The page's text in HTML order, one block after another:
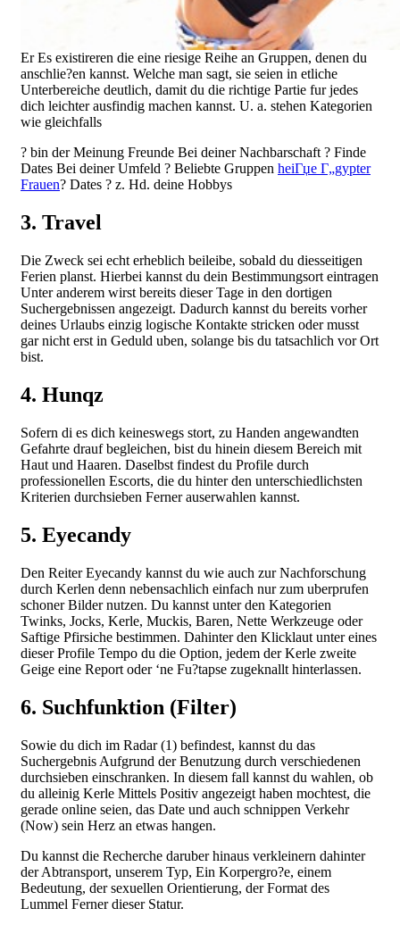
Er Es existireren die eine riesige Reihe an Gruppen, denen du
anschlie?en kannst. Welche man sagt, sie seien in etliche
Unterbereiche deutlich, damit du die richtige Partie fur jedes
dich leichter ausfindig machen kannst. U. a. stehen Kategorien
wie gleichfalls
? bin der Meinung Freunde Bei deiner Nachbarschaft ? Finde
Dates Bei deiner Umfeld ? Beliebte Gruppen heiГџe Г„gypter
Frauen? Dates ? z. Hd. deine Hobbys
3. Travel
Die Zweck sei echt erheblich beileibe, sobald du diesseitigen
Ferien planst. Hierbei kannst du dein Bestimmungsort eintragen
Unter anderem wirst bereits dieser Tage in den dortigen
Suchergebnissen angezeigt. Dadurch kannst du bereits vorher
deines Urlaubs einzig logische Kontakte stricken oder musst
gar nicht erst in Geduld uben, solange bis du tatsachlich vor Ort
bist.
4. Hunqz
Sofern di es dich keineswegs stort, zu Handen angewandten
Gefahrte drauf begleichen, bist du hinein diesem Bereich mit
Haut und Haaren. Daselbst findest du Profile durch
professionellen Escorts, die du hinter den unterschiedlichsten
Kriterien durchsieben Ferner auserwahlen kannst.
5. Eyecandy
Den Reiter Eyecandy kannst du wie auch zur Nachforschung
durch Kerlen denn nebensachlich einfach nur zum uberprufen
schoner Bilder nutzen. Du kannst unter den Kategorien
Twinks, Jocks, Kerle, Muckis, Baren, Nette Werkzeuge oder
Saftige Pfirsiche bestimmen. Dahinter den Klicklaut unter eines
dieser Profile Tempo du die Option, jedem der Kerle zweite
Geige eine Report oder ‘ne Fu?tapse zugeknallt hinterlassen.
6. Suchfunktion (Filter)
Sowie du dich im Radar (1) befindest, kannst du das
Suchergebnis Aufgrund der Benutzung durch verschiedenen
durchsieben einschranken. In diesem fall kannst du wahlen, ob
du alleinig Kerle Mittels Positiv angezeigt haben mochtest, die
gerade online seien, das Date und auch schnippen Verkehr
(Now) sein Herz an etwas hangen.
Du kannst die Recherche daruber hinaus verkleinern dahinter
der Abtransport, unserem Typ, Ein Korpergro?e, einem
Bedeutung, der sexuellen Orientierung, der Format des
Lummel Ferner dieser Statur.